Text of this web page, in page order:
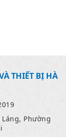
THIẾT BỊ HÀ
Láng, Phường